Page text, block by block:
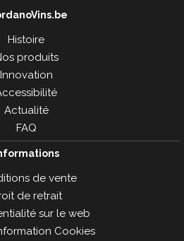
Histoire
produits
Innovation
Actualité
FAQ
de vente
de retrait
sur le web
Cookies